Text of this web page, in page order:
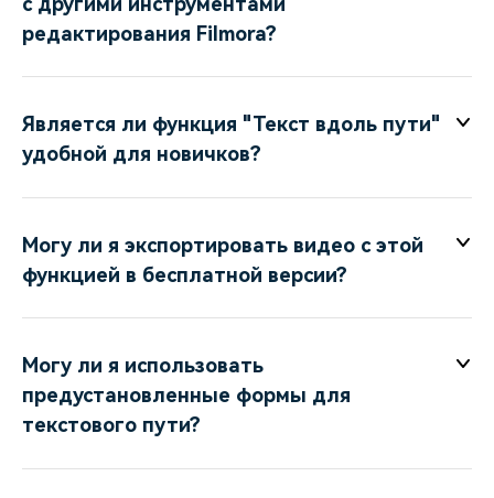
редактирования Filmora?
Является ли функция "Текст вдоль пути"
удобной для новичков?
Могу ли я экспортировать видео с этой
функцией в бесплатной версии?
Могу ли я использовать
предустановленные формы для
текстового пути?